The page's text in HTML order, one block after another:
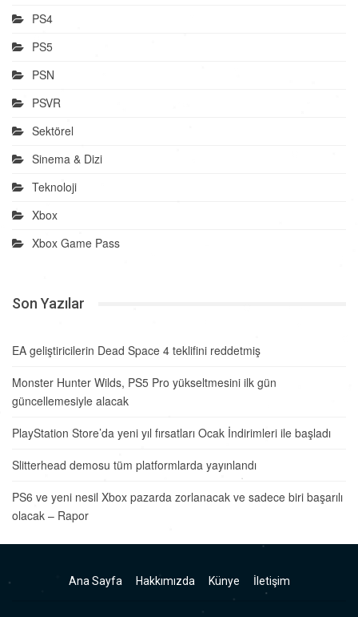
PS4
PS5
PSN
PSVR
Sektörel
Sinema & Dizi
Teknoloji
Xbox
Xbox Game Pass
Son Yazılar
EA geliştiricilerin Dead Space 4 teklifini reddetmiş
Monster Hunter Wilds, PS5 Pro yükseltmesini ilk gün
güncellemesiyle alacak
PlayStation Store’da yeni yıl fırsatları Ocak İndirimleri ile başladı
Slitterhead demosu tüm platformlarda yayınlandı
PS6 ve yeni nesil Xbox pazarda zorlanacak ve sadece biri başarılı
olacak – Rapor
Ana Sayfa Hakkımızda Künye İletişim